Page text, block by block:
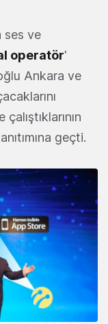
ses ve
operatör'
Ankara ve
geçti.